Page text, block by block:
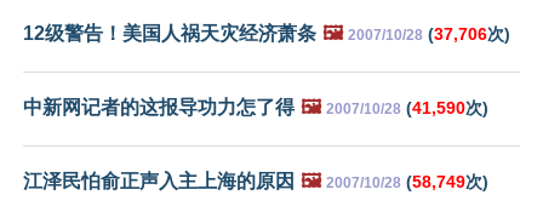
12级警告！美国人祸天灾经济萧条 🖼️ 2007/10/28 (37,706次)
中新网记者的这报导功力怎了得 🖼️ 2007/10/28 (41,590次)
江泽民怕俞正声入主上海的原因 🖼️ 2007/10/28 (58,749次)